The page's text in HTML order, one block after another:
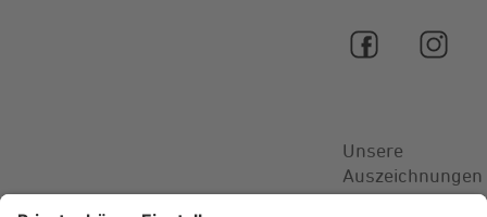
Unsere
Auszeichnungen